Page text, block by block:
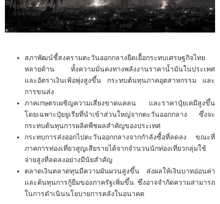
สภาพัฒน์ชี้สงครามตะวันออกกลางยืดเยื้อกระทบเศรษฐกิจไทย
หลายด้าน ทั้งความมั่นคงทางพลังงานราคาน้ำมันในประเทศ
และอัตราเงินเฟ้อพุ่งสูงขึ้น กระทบต้นทุนภาคอุตสาหกรรม และ
การขนส่ง
ภาคเกษตรเผชิญความเสี่ยงขาดแคลน และราคาปุ๋ยเคมีสูงขึ้น
โดยเฉพาะปุ๋ยยูเรียที่นำเข้าส่วนใหญ่จากตะวันออกกลาง ซึ่งจะ
กระทบต้นทุนการผลิตพืชผลสำคัญของประเทศ
กระทบการส่งออกไปตะวันออกกลางจากกำลังซื้อที่ลดลง ขณะที่
ภาคการท่องเที่ยวสูญเสียรายได้จากจำนวนนักท่องเที่ยวกลุ่มใช้
จ่ายสูงที่ลดลงอย่างมีนัยสำคัญ
ตลาดเงินตลาดทุนมีความผันผวนสูงขึ้น ส่งผลให้เงินบาทอ่อนค่า
และต้นทุนการกู้ยืมของภาครัฐเพิ่มขึ้น ซึ่งอาจจำกัดความสามารถ
ในการดำเนินนโยบายการคลังในอนาคต